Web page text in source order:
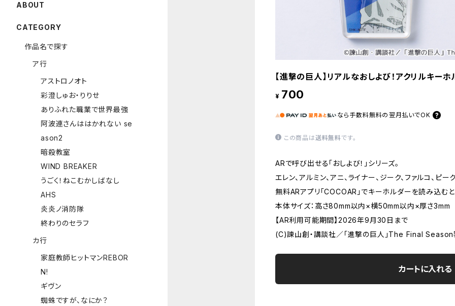
【進撃の巨人】リアルなおしよび！アクリルキーホ
¥ 700
なら 手数料無料の 翌月払いでOK
この商品は送料無料です。
ARで呼び出せる「おしよび！」シリーズ。
エレン、アルミン、アニ、ライナー、ジーク、ファルコ、ピー
無料ARアプリ「COCOAR」でキーホルダーを読み込む
本体サイズ：高さ80mm以内×横50mm以内×厚さ3mm
【AR利用可能期間】2026年9月30日まで
(C)諫山創・講談社／「進撃の巨人」The Final
カートに入れる
ABOUT
CATEGORY
作品名で探す
ア行
アストロノオト
彩澄しゅお・りりせ
ありふれた職業で世界最強
阿波連さんははかれない se
ason2
暗殺教室
WIND BREAKER
うごく！ねこむかしばなし
AHS
炎炎ノ消防隊
終わりのセラフ
カ行
家庭教師ヒットマンREBOR
N!
ギヴン
蜘蛛ですが、なにか？